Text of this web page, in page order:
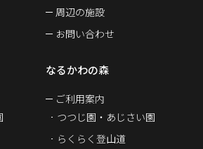
周辺の施設
お問い合わせ
なるかわの森
ご利用案内
つつじ園・あじさい園
らくらく登山道